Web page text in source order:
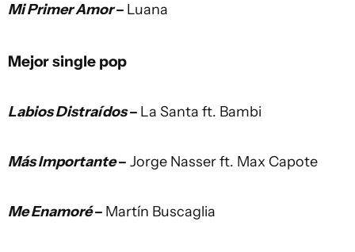
Mi Primer Amor– Luana
Mejor single pop
Labios Distraídos– La Santa ft. Bambi
Más Importante– Jorge Nasser ft. Max Capote
Me Enamoré– Martín Buscaglia